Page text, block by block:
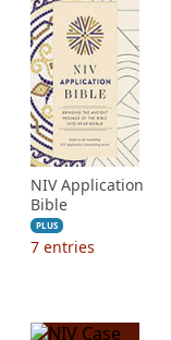
NIV Application
Bible
PLUS
7 entries